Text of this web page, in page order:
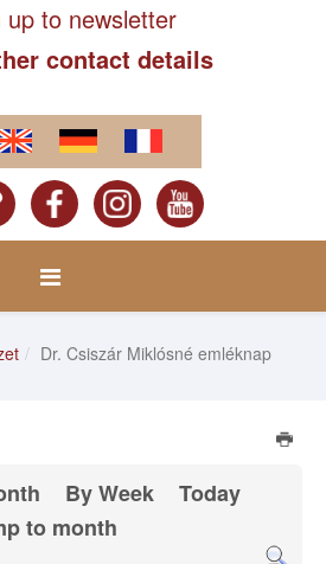
up to newsletter
contact details
Dr. Csiszár Miklósné emléknap
By Week
Today
to month